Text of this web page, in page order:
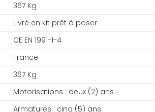
367 Kg
Livré en kit prêt à poser
CE EN 1991-1-4
France
367 Kg
Motorisations : deux (2) ans
Armatures : cinq (5) ans